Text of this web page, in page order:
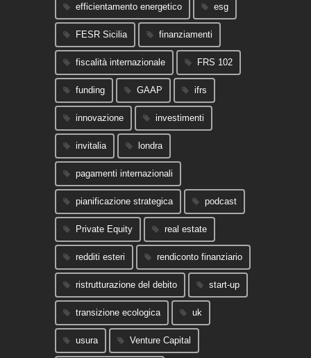
efficientamento energetico esg
FESR Sicilia finanziamenti
fiscalità internazionale FRS 102
funding GAAP ifrs
innovazione investimenti
invitalia londra
pagamenti internazionali
pianificazione strategica podcast
Private Equity real estate
redditi esteri rendiconto finanziario
ristrutturazione del debito start-up
transizione ecologica uk
usura Venture Capital